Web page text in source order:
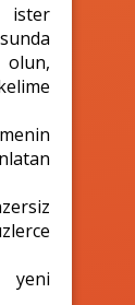
ister
yeni